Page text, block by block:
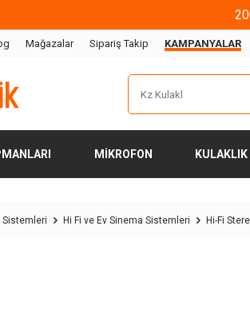
Mağazalar Sipariş Takip KAMPANYALAR
MIKROFON KULAKLIK
Sistemleri Hi Fi ve Ev Sinema Sistemleri Hi-Fi